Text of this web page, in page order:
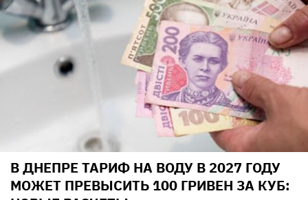
В ДНЕПРЕ ТАРИФ НА ВОДУ В 2027 ГОДУ
МОЖЕТ ПРЕВЫСИТЬ 100 ГРИВЕН ЗА КУБ: